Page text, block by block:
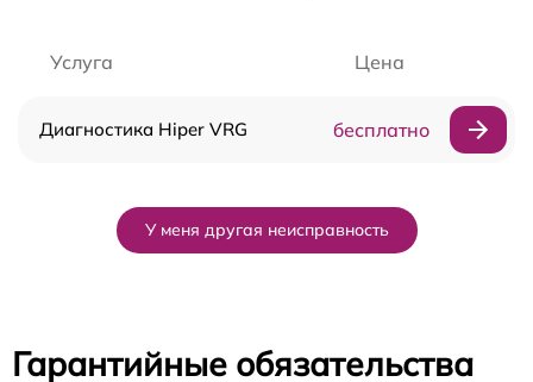
Услуга Цена
Диагностика Hiper VRG бесплатно
У меня другая неисправность
Гарантийные обязательства